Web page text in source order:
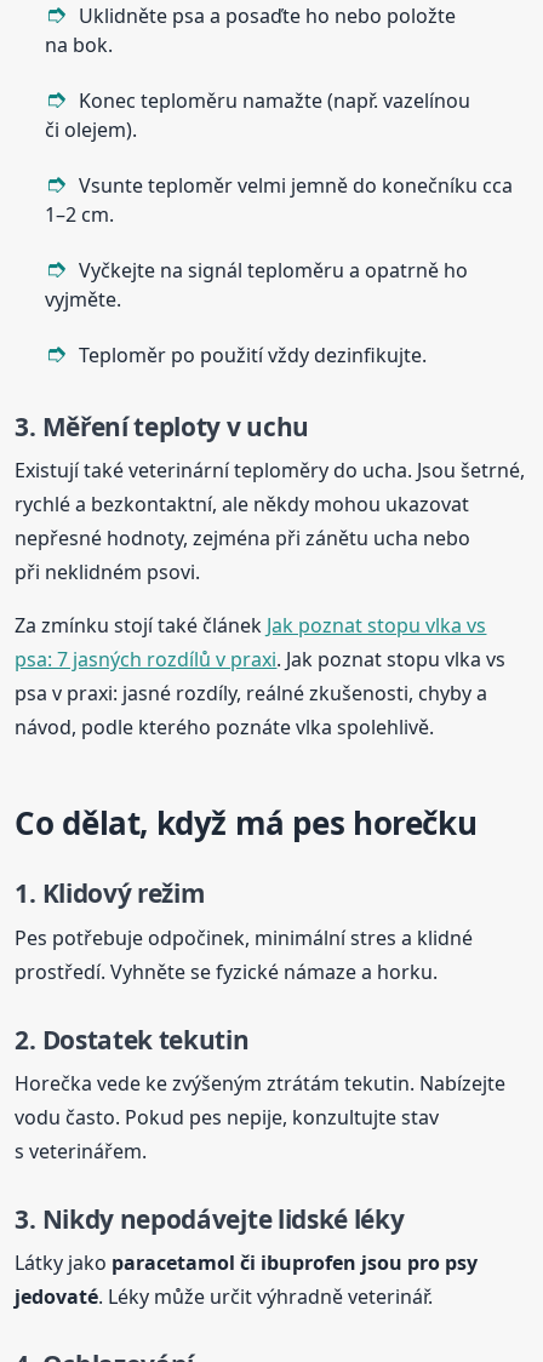
Uklidněte psa a posaďte ho nebo položte
na bok.
Konec teploměru namažte (např. vazelínou
či olejem).
Vsunte teploměr velmi jemně do konečníku cca
1–2 cm.
Vyčkejte na signál teploměru a opatrně ho
vyjměte.
Teploměr po použití vždy dezinfikujte.
3. Měření teploty v uchu
Existují také veterinární teploměry do ucha. Jsou šetrné,
rychlé a bezkontaktní, ale někdy mohou ukazovat
nepřesné hodnoty, zejména při zánětu ucha nebo
při neklidném psovi.
Za zmínku stojí také článek Jak poznat stopu vlka vs
psa: 7 jasných rozdílů v praxi. Jak poznat stopu vlka vs
psa v praxi: jasné rozdíly, reálné zkušenosti, chyby a
návod, podle kterého poznáte vlka spolehlivě.
Co dělat, když má pes horečku
1. Klidový režim
Pes potřebuje odpočinek, minimální stres a klidné
prostředí. Vyhněte se fyzické námaze a horku.
2. Dostatek tekutin
Horečka vede ke zvýšeným ztrátám tekutin. Nabízejte
vodu často. Pokud pes nepije, konzultujte stav
s veterinářem.
3. Nikdy nepodávejte lidské léky
Látky jako paracetamol či ibuprofen jsou pro psy
jedovaté. Léky může určit výhradně veterinář.